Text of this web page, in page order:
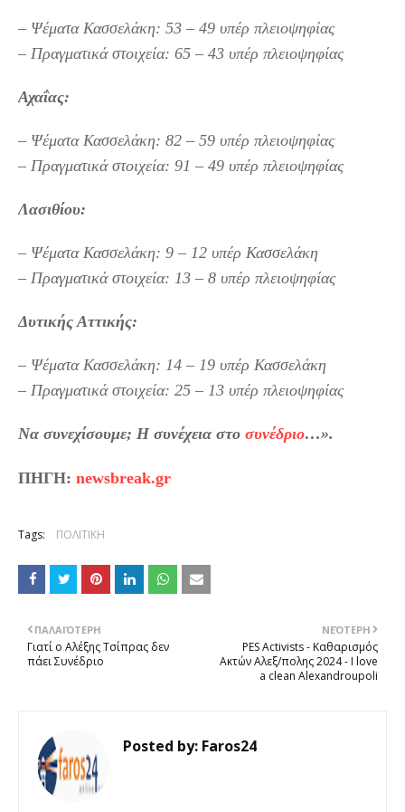
– Ψέματα Κασσελάκη: 53 – 49 υπέρ πλειοψηφίας
– Πραγματικά στοιχεία: 65 – 43 υπέρ πλειοψηφίας
Αχαΐας:
– Ψέματα Κασσελάκη: 82 – 59 υπέρ πλειοψηφίας
– Πραγματικά στοιχεία: 91 – 49 υπέρ πλειοψηφίας
Λασιθίου:
– Ψέματα Κασσελάκη: 9 – 12 υπέρ Κασσελάκη
– Πραγματικά στοιχεία: 13 – 8 υπέρ πλειοψηφίας
Δυτικής Αττικής:
– Ψέματα Κασσελάκη: 14 – 19 υπέρ Κασσελάκη
– Πραγματικά στοιχεία: 25 – 13 υπέρ πλειοψηφίας
Να συνεχίσουμε; Η συνέχεια στο συνέδριο…».
ΠΗΓΗ: newsbreak.gr
Tags: ΠΟΛΙΤΙΚΗ
ΝΕΌΤΕΡΗ
PES Activists - Καθαρισμός
Ακτών Αλεξ/πολης 2024 - I love
a clean Alexandroupoli
ΠΑΛΑΙΌΤΕΡΗ
Γιατί ο Αλέξης Τσίπρας δεν
πάει Συνέδριο
Posted by: Faros24